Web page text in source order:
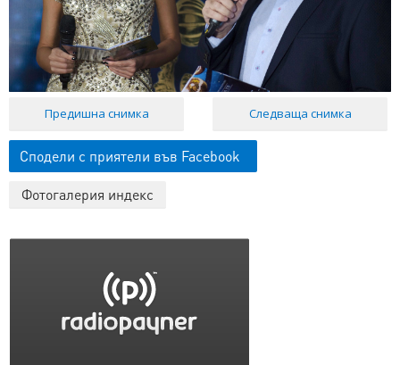
Предишна снимка Следваща снимка
Сподели с приятели във Facebook
Фотогалерия индекс